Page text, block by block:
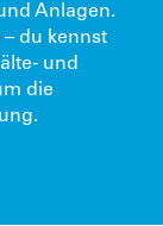
Anlagen.
du kennst
und
die